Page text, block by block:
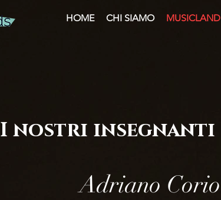
HOME CHI SIAMO MUSICLAND
I nostri insegnanti
Adriano Corio